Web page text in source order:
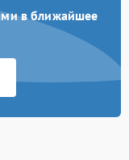
в ближайшее